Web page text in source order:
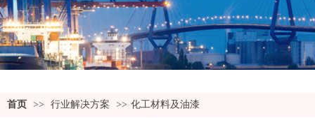
首页 >> 行业解决方案 >> 化工材料及油漆